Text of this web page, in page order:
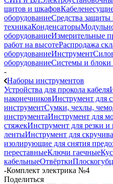
щитов и шкафов
оборудованиеСредства защиты
техникаКонденсаторы
оборудованиеИзмерительные
работ на высотеРаспродажа
оборудованиеИнструмент
оборудованиеСистемы и блоки
-
Наборы инструментов
Устройства для прокола кабеля
наконечниковИнструмент для
инструментСумки, чехлы,
инструментаИнструмент для
стяжекИнструмент для резки
лентыИнструмент для
изолирующие для снятия
переставныеКлючи гаечные
кабельныеОтвёртки
-Комплект электрика №4
Поделиться